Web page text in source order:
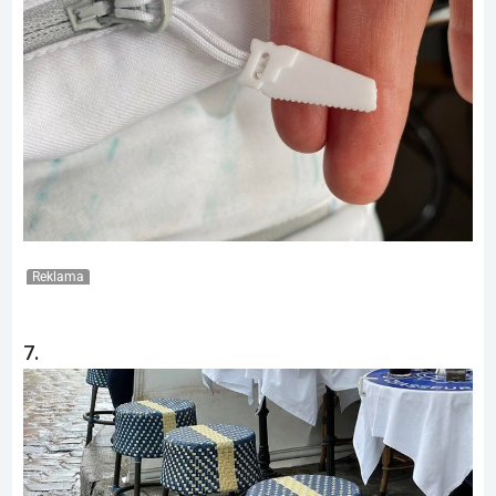
Reklama
7.